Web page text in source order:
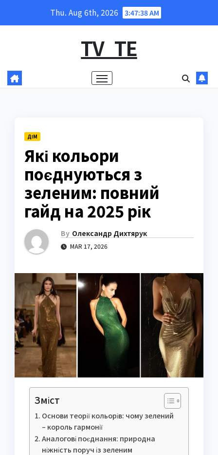
Thu. Aug 6th, 2026 3:47:39 AM
TV_TE
ДІМ
Які кольори
поєднуються з
зеленим: повний
гайд на 2025 рік
By Олександр Дихтярук
MAR 17, 2026
Зміст
Основи теорії кольорів: чому зелений
– король гармонії
Аналогові поєднання: природна
ніжність поруч із зеленим